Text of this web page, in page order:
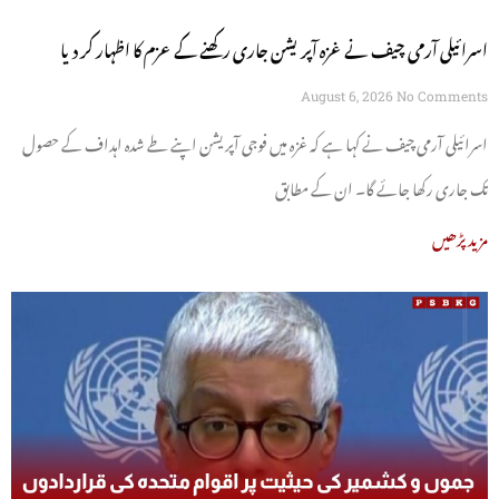
اسرائیلی آرمی چیف نے غزہ آپریشن جاری رکھنے کے عزم کا اظہار کر دیا
August 6, 2026 No Comments
اسرائیلی آرمی چیف نے کہا ہے کہ غزہ میں فوجی آپریشن اپنے طے شدہ اہداف کے حصول
تک جاری رکھا جائے گا۔ ان کے مطابق
مزید پڑھیں